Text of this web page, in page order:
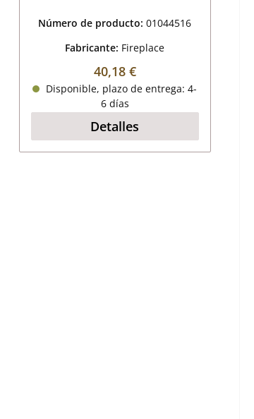
Número de producto:01044516
Fabricante: Fireplace
Precio normal:
40,18 €
Disponible, plazo de entrega: 4-
6 días
Detalles